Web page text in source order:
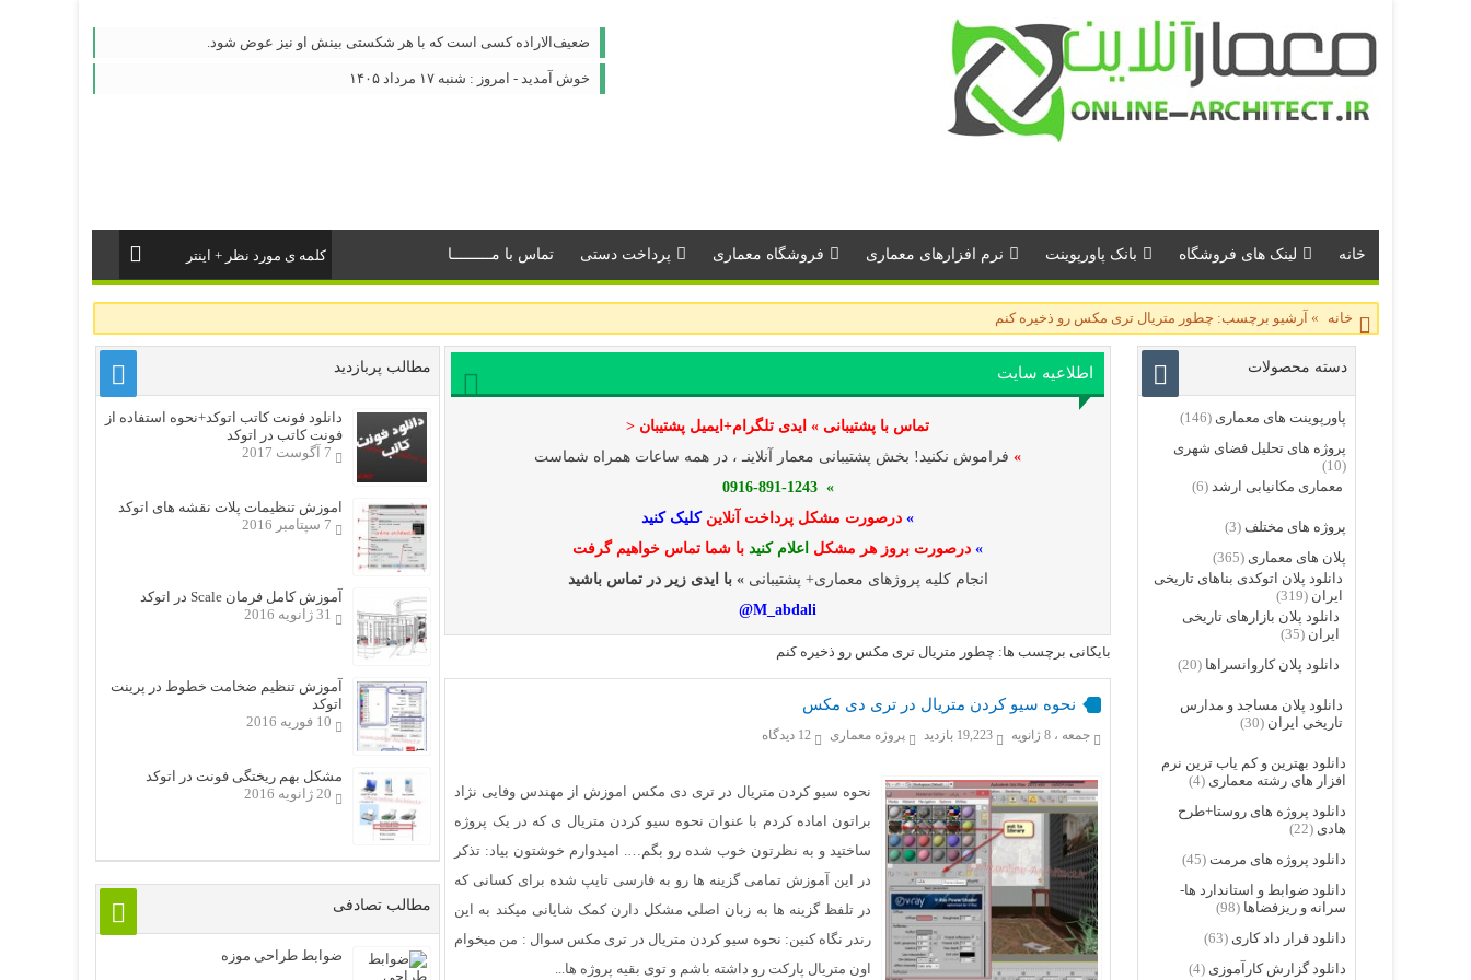
ضعیف‌الاراده کسی است که با هر شکستی بینش او نیز عوض شود.
خوش آمدید - امروز : شنبه ۱۷ مرداد ۱۴۰۵
خانه لینک های فروشگاه بانک پاورپوینت نرم افزارهای معماری فروشگاه معماری پرداخت دستی تماس با مـــــــــا
خانه » آرشیو برچسب: چطور متریال تری مکس رو ذخیره کنم
اطلاعیه سایت
تماس با پشتیبانی » ایدی تلگرام+ایمیل پشتیبان <
» فراموش نکنید! بخش پشتیبانی معمار آنلاینـ ، در همه ساعات همراه شماست
» 0916-891-1243
»درصورت مشکل پرداخت آنلاینکلیک کنید
»درصورت بروز هر مشکل اعلام کنیدبا شما تماس خواهیم گرفت
انجام کلیه پروژهای معماری+ پشتیبانی» با ایدی زیر در تماس باشید
M_abdali@
بایگانی برچسب ها: چطور متریال تری مکس رو ذخیره کنم
نحوه سیو کردن متریال در تری دی مکس
جمعه ، 8 ژانویه 19,223 بازدید پروژه معماری 12 دیدگاه
نحوه سیو کردن متریال در تری دی مکس اموزش از مهندس وفایی نژاد
براتون اماده کردم با عنوان نحوه سیو کردن متریال ی که در یک پروژه
ساختید و به نظرتون خوب شده رو بگم…. امیدوارم خوشتون بیاد: تذکر
در این آموزش تمامی گزینه ها رو به فارسی تایپ شده برای کسانی که
در تلفظ گزینه ها به زبان اصلی مشکل دارن کمک شایانی میکند به این
رندر نگاه کنین: نحوه سیو کردن متریال در تری مکس سوال : من میخوام
اون متریال پارکت رو داشته باشم و توی بقیه پروژه ها...
دسته محصولات
پاورپوینت های معماری (146)
پروژه های تحلیل فضای شهری
(10)
معماری مکانیابی ارشد (6)
پروژه های مختلف (3)
پلان های معماری (365)
دانلود پلان اتوکدی بناهای تاریخی
ایران (319)
دانلود پلان بازارهای تاریخی
ایران (35)
دانلود پلان کاروانسراها (20)
دانلود پلان مساجد و مدارس
تاریخی ایران (30)
دانلود بهترین و کم یاب ترین نرم
افزار های رشته معماری (4)
دانلود پروژه های روستا+طرح
هادی (22)
دانلود پروژه های مرمت (45)
دانلود ضوابط و استاندارد ها-
سرانه و ریزفضاها (98)
دانلود قرار داد کاری (63)
دانلود گزارش کارآموزی (4)
مطالب پربازدید
دانلود فونت کاتب اتوکد+نحوه استفاده از
فونت کاتب در اتوکد
7 آگوست 2017
اموزش تنظیمات پلات نقشه های اتوکد
7 سپتامبر 2016
آموزش کامل فرمان Scale در اتوکد
31 ژانویه 2016
آموزش تنظیم ضخامت خطوط در پرینت
اتوکد
10 فوریه 2016
مشکل بهم ریختگی فونت در اتوکد
20 ژانویه 2016
مطالب تصادفی
ضوابط طراحی موزه